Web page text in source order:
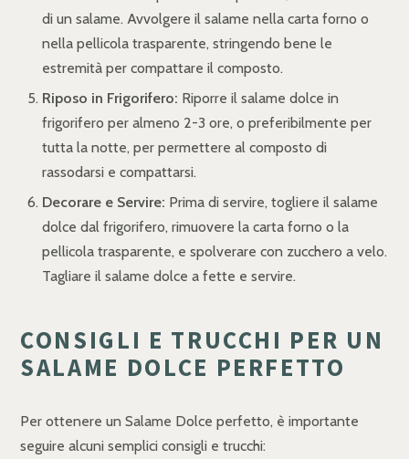
di un salame. Avvolgere il salame nella carta forno o
nella pellicola trasparente, stringendo bene le
estremità per compattare il composto.
Riposo in Frigorifero: Riporre il salame dolce in
frigorifero per almeno 2-3 ore, o preferibilmente per
tutta la notte, per permettere al composto di
rassodarsi e compattarsi.
Decorare e Servire: Prima di servire, togliere il salame
dolce dal frigorifero, rimuovere la carta forno o la
pellicola trasparente, e spolverare con zucchero a velo.
Tagliare il salame dolce a fette e servire.
CONSIGLI E TRUCCHI PER UN
SALAME DOLCE PERFETTO
Per ottenere un Salame Dolce perfetto, è importante
seguire alcuni semplici consigli e trucchi: